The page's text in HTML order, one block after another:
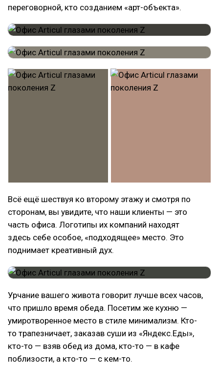
переговорной, кто созданием «арт-объекта».
Всё ещё шествуя ко второму этажу и смотря по
сторонам, вы увидите, что наши клиенты — это
часть офиса. Логотипы их компаний находят
здесь себе особое, «подходящее» место. Это
поднимает креативный дух.
Урчание вашего живота говорит лучше всех часов,
что пришло время обеда. Посетим же кухню —
умиротворенное место в стиле минимализм. Кто-
то трапезничает, заказав суши из «Яндекс.Еды»,
кто-то — взяв обед из дома, кто-то — в кафе
поблизости, а кто-то — с кем-то.